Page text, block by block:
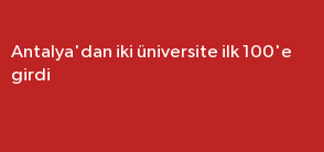
Antalya'dan iki üniversite ilk 100'e
girdi